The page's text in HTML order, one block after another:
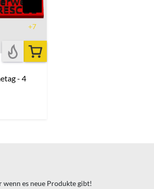
+7
- 4
es neue Produkte gibt!